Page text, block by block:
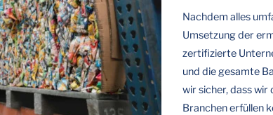
Nachdem alles
Umsetzung der
zertifizierte
und die gesamte
wir sicher, dass wir
Branchen erfüllen